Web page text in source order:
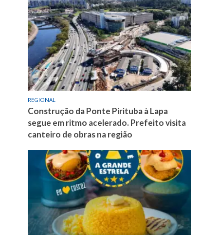
REGIONAL
Construção da Ponte Pirituba à Lapa
segue em ritmo acelerado. Prefeito visita
canteiro de obras na região